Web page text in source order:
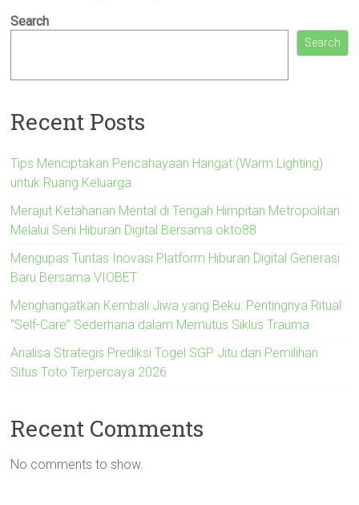
Search
Search
Recent Posts
Tips Menciptakan Pencahayaan Hangat (Warm Lighting)
untuk Ruang Keluarga
Merajut Ketahanan Mental di Tengah Himpitan Metropolitan
Melalui Seni Hiburan Digital Bersama okto88
Mengupas Tuntas Inovasi Platform Hiburan Digital Generasi
Baru Bersama VIOBET
Menghangatkan Kembali Jiwa yang Beku: Pentingnya Ritual
“Self-Care” Sederhana dalam Memutus Siklus Trauma
Analisa Strategis Prediksi Togel SGP Jitu dan Pemilihan
Situs Toto Terpercaya 2026
Recent Comments
No comments to show.